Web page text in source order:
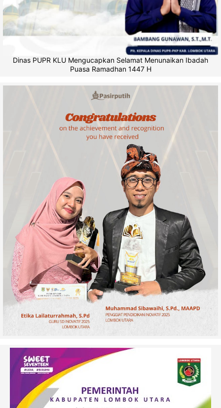
Dinas PUPR KLU Mengucapkan Selamat Menunaikan Ibadah
Puasa Ramadhan 1447 H